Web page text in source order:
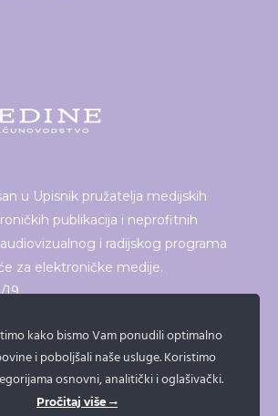
u Upisnik pružatelja medijskih
publikacija i neprofitnih
i radijskog programa
za elektroničke medije.
19
kako bismo Vam ponudili optimalno
i poboljšali naše usluge. Koristimo
osnovni, analitički i oglašivački.
Pročitaj više